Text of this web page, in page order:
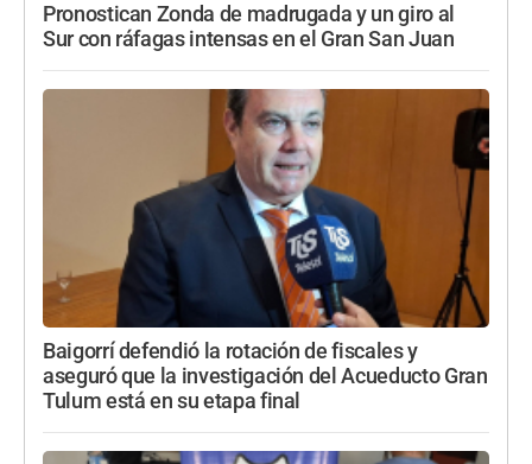
Pronostican Zonda de madrugada y un giro al
Sur con ráfagas intensas en el Gran San Juan
Baigorrí defendió la rotación de fiscales y
aseguró que la investigación del Acueducto Gran
Tulum está en su etapa final